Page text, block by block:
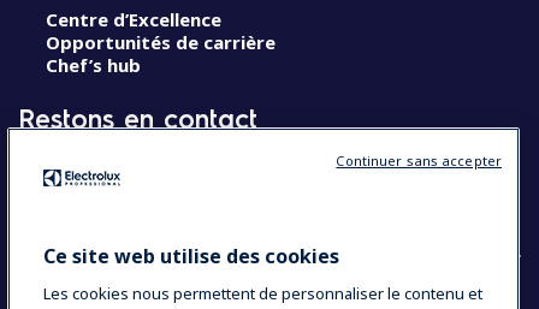
Centre d’Excellence
Opportunités de carrière
Chef’s hub
Restons en contact
Contact
Blog
Ce site web utilise des cookies
Les cookies nous permettent de personnaliser le contenu et
Continuer sans accepter